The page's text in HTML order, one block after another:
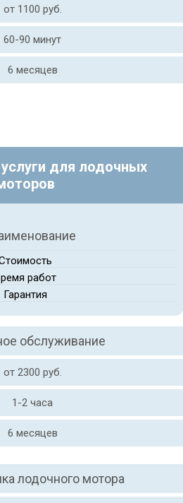
от 1100 руб.
60-90 минут
6 месяцев
для лодочных
работ
Гарантия
обслуживание
от 2300 руб.
1-2 часа
6 месяцев
лодочного мотора